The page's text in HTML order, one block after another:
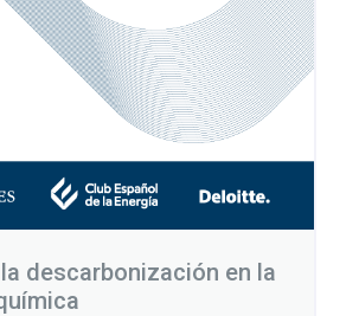
descarbonización en la